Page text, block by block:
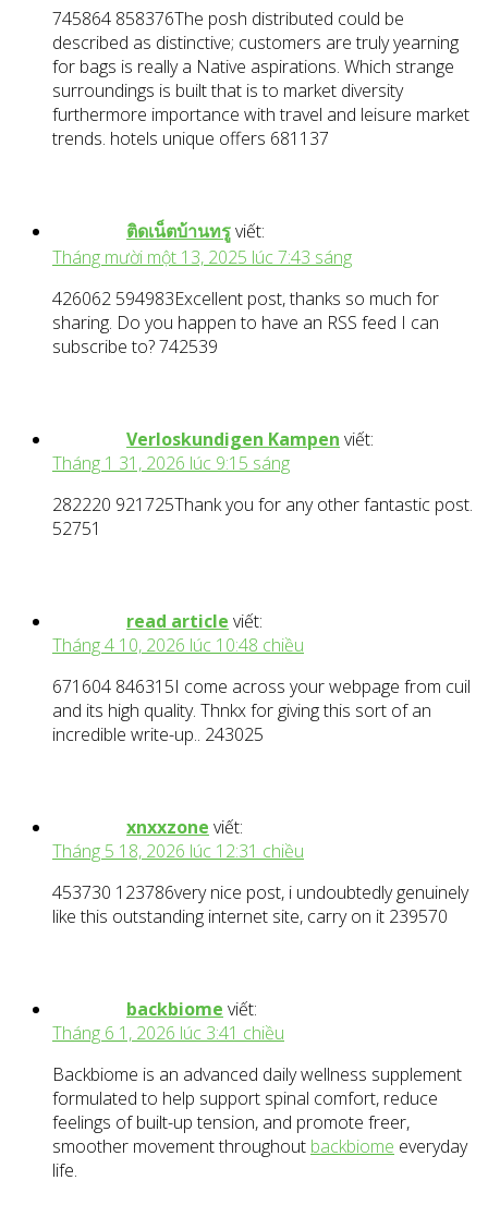
745864 858376The posh distributed could be
described as distinctive; customers are truly yearning
for bags is really a Native aspirations. Which strange
surroundings is built that is to market diversity
furthermore importance with travel and leisure market
trends. hotels unique offers 681137
ติดเน็ตบ้านทรูviết:
Tháng mười một 13, 2025 lúc 7:43 sáng
426062 594983Excellent post, thanks so much for
sharing. Do you happen to have an RSS feed I can
subscribe to? 742539
Verloskundigen Kampen viết:
Tháng 1 31, 2026 lúc 9:15 sáng
282220 921725Thank you for any other fantastic post.
52751
read article viết:
Tháng 4 10, 2026 lúc 10:48 chiều
671604 846315I come across your webpage from cuil
and its high quality. Thnkx for giving this sort of an
incredible write-up.. 243025
xnxxzone viết:
Tháng 5 18, 2026 lúc 12:31 chiều
453730 123786very nice post, i undoubtedly genuinely
like this outstanding internet site, carry on it 239570
backbiome viết:
Tháng 6 1, 2026 lúc 3:41 chiều
Backbiome is an advanced daily wellness supplement
formulated to help support spinal comfort, reduce
feelings of built-up tension, and promote freer,
smoother movement throughout backbiome everyday
life.